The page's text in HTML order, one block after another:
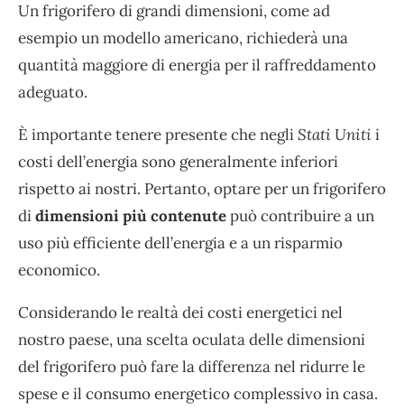
Un frigorifero di grandi dimensioni, come ad
esempio un modello americano, richiederà una
quantità maggiore di energia per il raffreddamento
adeguato.
È importante tenere presente che negliStati Uniti i
costi dell’energia sono generalmente inferiori
rispetto ai nostri. Pertanto, optare per un frigorifero
didimensioni più contenutepuò contribuire a un
uso più efficiente dell’energia e a un risparmio
economico.
Considerando le realtà dei costi energetici nel
nostro paese, una scelta oculata delle dimensioni
del frigorifero può fare la differenza nel ridurre le
spese e il consumo energetico complessivo in casa.